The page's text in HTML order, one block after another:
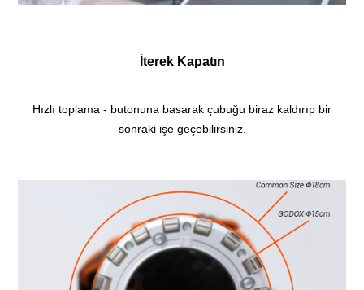
İterek Kapatın
Hızlı toplama - butonuna basarak çubuğu biraz kaldırıp bir
sonraki işe geçebilirsiniz.